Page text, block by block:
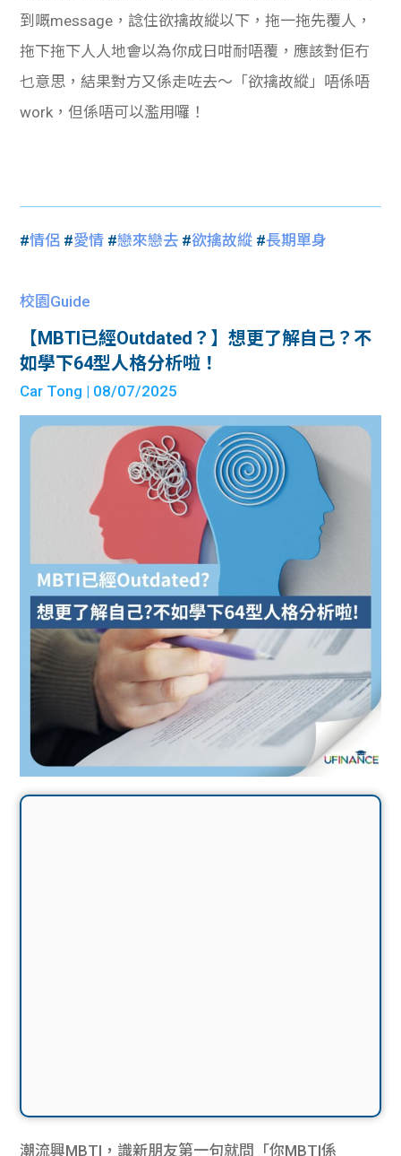
到嘅message，諗住欲擒故縱以下，拖一拖先覆人，
拖下拖下人人地會以為你成日咁耐唔覆，應該對佢冇
乜意思，結果對方又係走咗去～「欲擒故縱」唔係唔
work，但係唔可以濫用囉！
#情侶 #愛情 #戀來戀去 #欲擒故縱 #長期單身
校園Guide
【MBTI已經Outdated？】想更了解自己？不
如學下64型人格分析啦！
Car Tong | 08/07/2025
潮流興MBTI，識新朋友第一句就問「你MBTI係